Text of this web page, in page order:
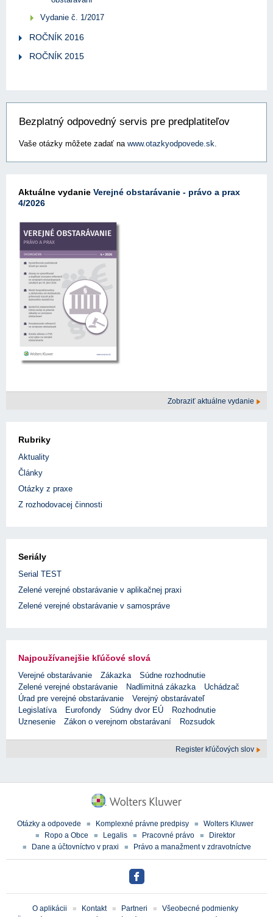
Vydanie č. 1/2017
ROČNÍK 2016
ROČNÍK 2015
Bezplatný odpovedný servis pre predplatiteľov
Vaše otázky môžete zadať na www.otazkyodpovede.sk.
Aktuálne vydanie Verejné obstarávanie - právo a prax
4/2026
Zobraziť aktuálne vydanie
Rubriky
Aktuality
Články
Otázky z praxe
Z rozhodovacej činnosti
Seriály
Serial TEST
Zelené verejné obstarávanie v aplikačnej praxi
Zelené verejné obstarávanie v samospráve
Najpoužívanejšie kľúčové slová
Verejné obstarávanie Zákazka
Súdne rozhodnutie
Zelené verejné obstarávanie
Nadlimitná zákazka
Uchádzač
Úrad pre verejné obstarávanie
Verejný obstarávateľ
Legislatíva
Eurofondy Súdny dvor EÚ
Rozhodnutie
Uznesenie
Zákon o verejnom obstarávaní Rozsudok
Register kľúčových slov
Otázky a odpovede Komplexné právne predpisy
Wolters Kluwer
Ropo a Obce
Legalis Pracovné právo
Direktor
Dane a účtovníctvo v praxi
Právo a manažment v zdravotníctve
O aplikácii Kontakt Partneri
Všeobecné podmienky